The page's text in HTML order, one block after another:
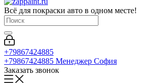
Всё для покраски авто в одном месте!
+79867424885
+79867424885 Менеджер София
Заказать звонок